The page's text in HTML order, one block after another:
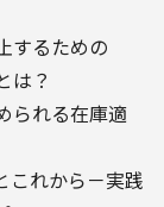
場分析、およ
す。
取り扱いについ
アクセス情報の
するための
は？
られる在庫適
これから－実践